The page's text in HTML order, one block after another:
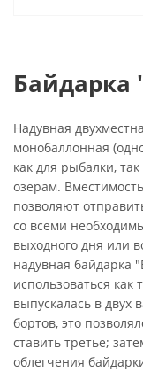
Байдарка
Надувная
монобаллонная
как для рыбалки,
озерам.
позволяют
со всеми
выходного дня или
надувная байдарка
использоваться как
выпускалась в двух
бортов, это
ставить третье;
облегчения